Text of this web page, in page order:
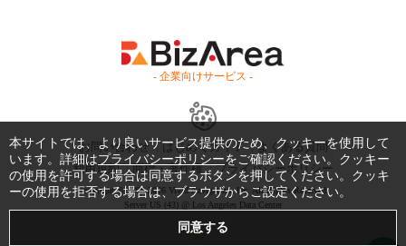
- 企業向けサービス -
お問い合わせ はじめてガイド
よくある質問
利用規約
商標・著作権 プライバシーポリシー
Copyright © 1999-2026 Vivid Navigation, Inc. All Rights Reserved.
Server US (43) @ Los Angeles Data Center
本サイトでは、より良いサービス提供のため、クッキーを使用して
います。詳細はプライバシーポリシーをご確認ください。クッキー
の使用を許可する場合は同意するボタンを押してください。クッキ
ーの使用を拒否する場合は、ブラウザからご設定ください。